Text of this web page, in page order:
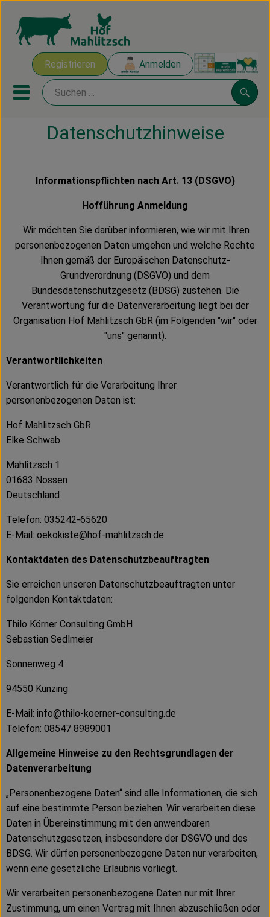
Registrieren Anmelden
Mobiles Menu öffnen oder
Ökokisten
Mahlitzscher Produkte
Angebote & Inspiration
Ökokisten
Obst & Gemüse
Kühltheke
Vorratskammer
Haus, Garten & Co.
Über uns
Lieferservice
Neues vom Hof
Blog
Datenschutzhinweise
Informationspflichten nach Art. 13 (DSGVO)
Hofführung Anmeldung
Wir möchten Sie darüber informieren, wie wir mit Ihren
personenbezogenen Daten umgehen und welche Rechte
Ihnen gemäß der Europäischen Datenschutz-
Grundverordnung (DSGVO) und dem
Bundesdatenschutzgesetz (BDSG) zustehen. Die
Verantwortung für die Datenverarbeitung liegt bei der
Organisation Hof Mahlitzsch GbR (im Folgenden "wir" oder
"uns" genannt).
Verantwortlichkeiten
Verantwortlich für die Verarbeitung Ihrer
personenbezogenen Daten ist:
Hof Mahlitzsch GbR
Elke Schwab
Mahlitzsch 1
01683 Nossen
Deutschland
Telefon: 035242-65620
E-Mail: oekokiste@hof-mahlitzsch.de
Kontaktdaten des Datenschutzbeauftragten
Sie erreichen unseren Datenschutzbeauftragten unter
folgenden Kontaktdaten:
Thilo Körner Consulting GmbH
Sebastian Sedlmeier
Sonnenweg 4
94550 Künzing
E-Mail: info@thilo-koerner-consulting.de
Telefon: 08547 8989001
Allgemeine Hinweise zu den Rechtsgrundlagen der
Datenverarbeitung
„Personenbezogene Daten“ sind alle Informationen, die sich
auf eine bestimmte Person beziehen. Wir verarbeiten diese
Daten in Übereinstimmung mit den anwendbaren
Datenschutzgesetzen, insbesondere der DSGVO und des
BDSG. Wir dürfen personenbezogene Daten nur verarbeiten,
wenn eine gesetzliche Erlaubnis vorliegt.
Wir verarbeiten personenbezogene Daten nur mit Ihrer
Zustimmung, um einen Vertrag mit Ihnen abzuschließen oder